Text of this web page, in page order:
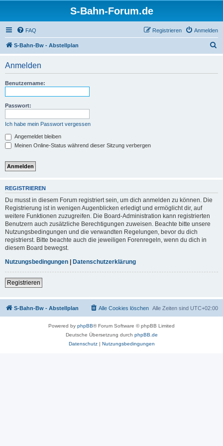
S-Bahn-Forum.de
FAQ Anmelden
Registrieren
S-Bahn-Bw - Abstellplan
Anmelden
Benutzername:
Passwort:
Ich habe mein Passwort vergessen
Angemeldet bleiben
Meinen Online-Status während dieser Sitzung verbergen
REGISTRIEREN
Du musst in diesem Forum registriert sein, um dich anmelden zu können. Die
Registrierung ist in wenigen Augenblicken erledigt und ermöglicht dir, auf
weitere Funktionen zuzugreifen. Die Board-Administration kann registrierten
Benutzern auch zusätzliche Berechtigungen zuweisen. Beachte bitte unsere
Nutzungsbedingungen und die verwandten Regelungen, bevor du dich
registrierst. Bitte beachte auch die jeweiligen Forenregeln, wenn du dich in
diesem Board bewegst.
Nutzungsbedingungen | Datenschutzerklärung
Registrieren
S-Bahn-Bw - Abstellplan Alle Zeiten sind UTC+02:00
Alle Cookies löschen
Powered by phpBB® Forum Software © phpBB Limited
Deutsche Übersetzung durch phpBB.de
Datenschutz| Nutzungsbedingungen